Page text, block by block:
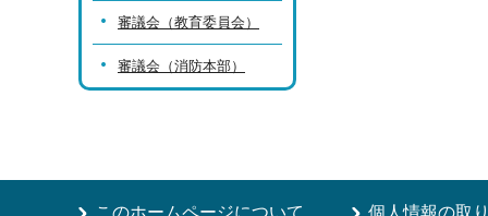
審議会（教育委員会）
審議会（消防本部）
このホームページについて 個人情報の取